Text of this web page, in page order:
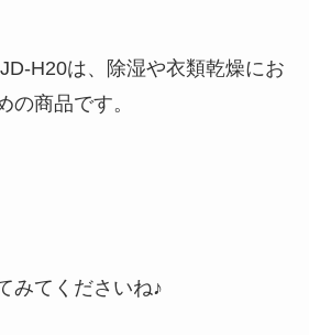
H20は、除湿や衣類乾燥にお
の商品です。
みてくださいね♪